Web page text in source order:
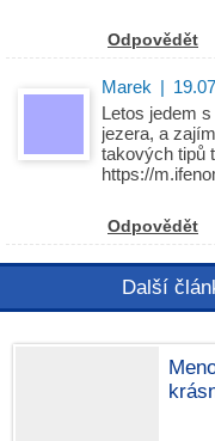
Odpovědět
Marek |
Letos jedem
jezera, a
takových tipů
https://
Odpovědět
Další